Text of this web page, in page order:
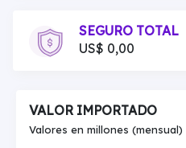
SEGURO TOTAL
US$ 0,00
VALOR IMPORTADO
Valores en millones (mensual)